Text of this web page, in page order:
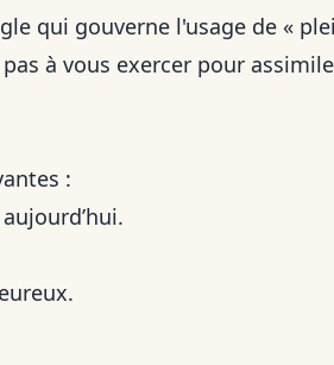
qui gouverne l'usage de «
à vous exercer pour
: